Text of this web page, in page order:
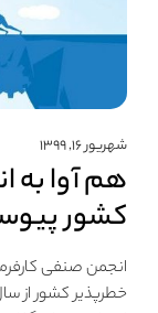
شهریور ۱۶, ۱۳۹۹
هم آوا به
کشور
انجمن صنفی